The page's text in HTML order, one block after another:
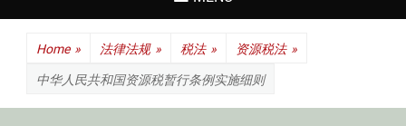
Home » 法律法规 » 税法 » 资源税法 »
中华人民共和国资源税暂行条例实施细则